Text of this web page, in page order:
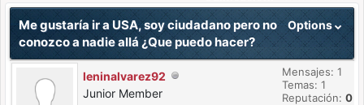
Options
Me gustaría ir a USA, soy ciudadano pero no
conozco a nadie allá ¿Que puedo hacer?
leninalvarez92
Junior Member
Mensajes: 1
Temas: 1
Reputación: 0